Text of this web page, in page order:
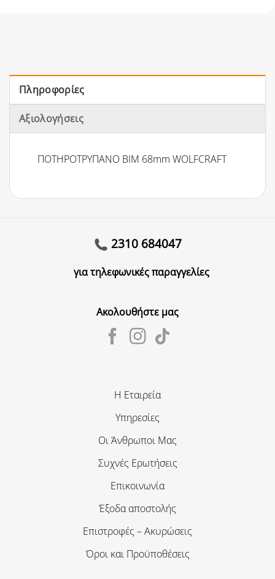
Πληροφορίες
Αξιολογήσεις
ΠΟΤΗΡΟΤΡΥΠΑΝΟ ΒΙΜ 68mm WOLFCRAFT
2310 684047
για τηλεφωνικές παραγγελίες
Ακολουθήστε μας
Η Εταιρεία
Υπηρεσίες
Οι Άνθρωποι Μας
Συχνές Ερωτήσεις
Επικοινωνία
Έξοδα αποστολής
Επιστροφές – Ακυρώσεις
Όροι και Προϋποθέσεις